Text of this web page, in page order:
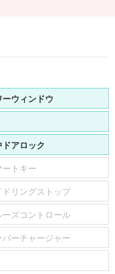
ーウィンドウ
アロック
ートキー
ドリングストップ
ーズコントロール
パーチャージャー